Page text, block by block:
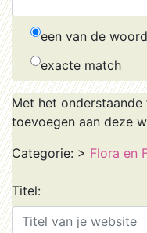
een van de
exacte match
Met het
toevoegen aan deze
Categorie: > Flora en
Titel: